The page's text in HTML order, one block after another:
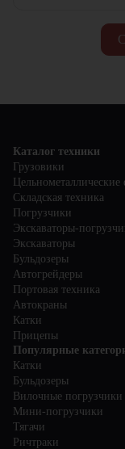
Каталог техники
Грузовики
Складская техника
Погрузчики
Экскаваторы-
Экскаваторы
Бульдозеры
Автогрейдеры
Портовая техника
Автокраны
Катки
Прицепы
Популярные
Катки
Бульдозеры
Вилочные погрузчики
Мини-погрузчики
Тягачи
Ричтраки